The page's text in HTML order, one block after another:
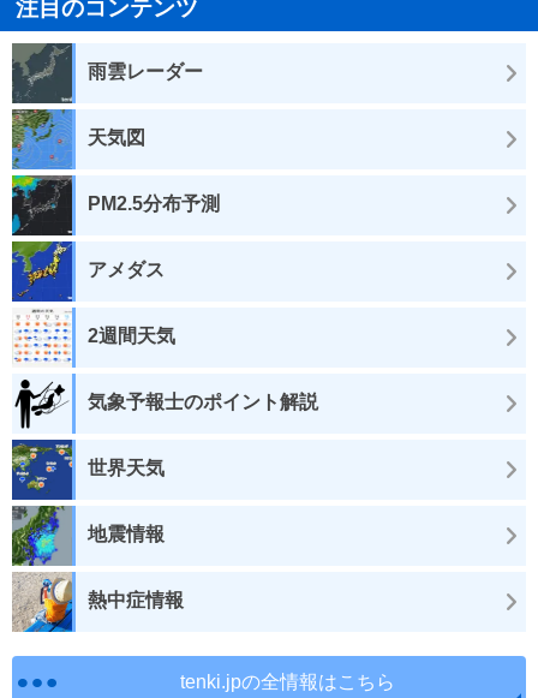
注目のコンテンツ
雨雲レーダー
天気図
PM2.5分布予測
アメダス
2週間天気
気象予報士のポイント解説
世界天気
地震情報
熱中症情報
tenki.jpの全情報はこちら